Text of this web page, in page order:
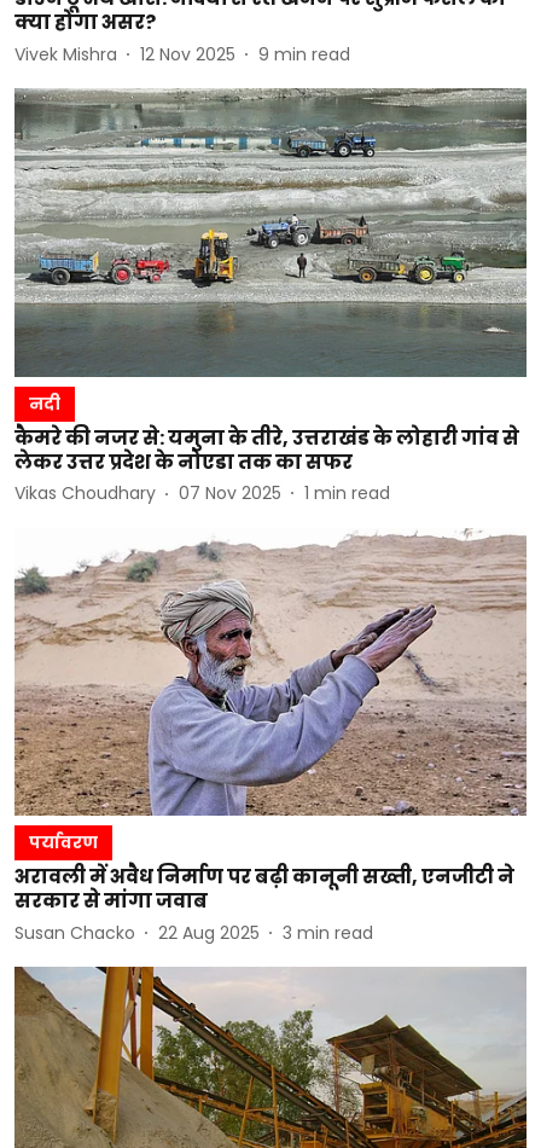
क्या होगा असर?
Vivek Mishra 12 Nov 2025 9 min read
नदी
कैमरे की नजर से: यमुना के तीरे, उत्तराखंड के लोहारी गांव से
लेकर उत्तर प्रदेश के नोएडा तक का सफर
Vikas Choudhary 07 Nov 2025 1 min read
पर्यावरण
अरावली में अवैध निर्माण पर बढ़ी कानूनी सख्ती, एनजीटी ने
सरकार से मांगा जवाब
Susan Chacko 22 Aug 2025 3 min read